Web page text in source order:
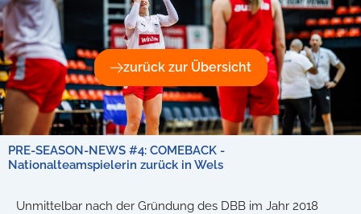
zurück zur Übersicht
PRE-SEASON-NEWS #4: COMEBACK -
Nationalteamspielerin zurück in Wels
Unmittelbar nach der Gründung des DBB im Jahr 2018